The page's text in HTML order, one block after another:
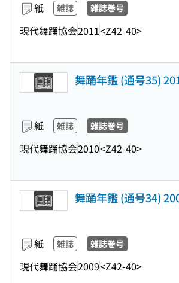
紙 雑誌 雑誌巻号
現代舞踊協会2011<Z42-40>
舞踊年鑑 (通号35)
紙 雑誌 雑誌巻号
現代舞踊協会2010<Z42-40>
舞踊年鑑 (通号34)
紙 雑誌 雑誌巻号
現代舞踊協会2009<Z42-40>